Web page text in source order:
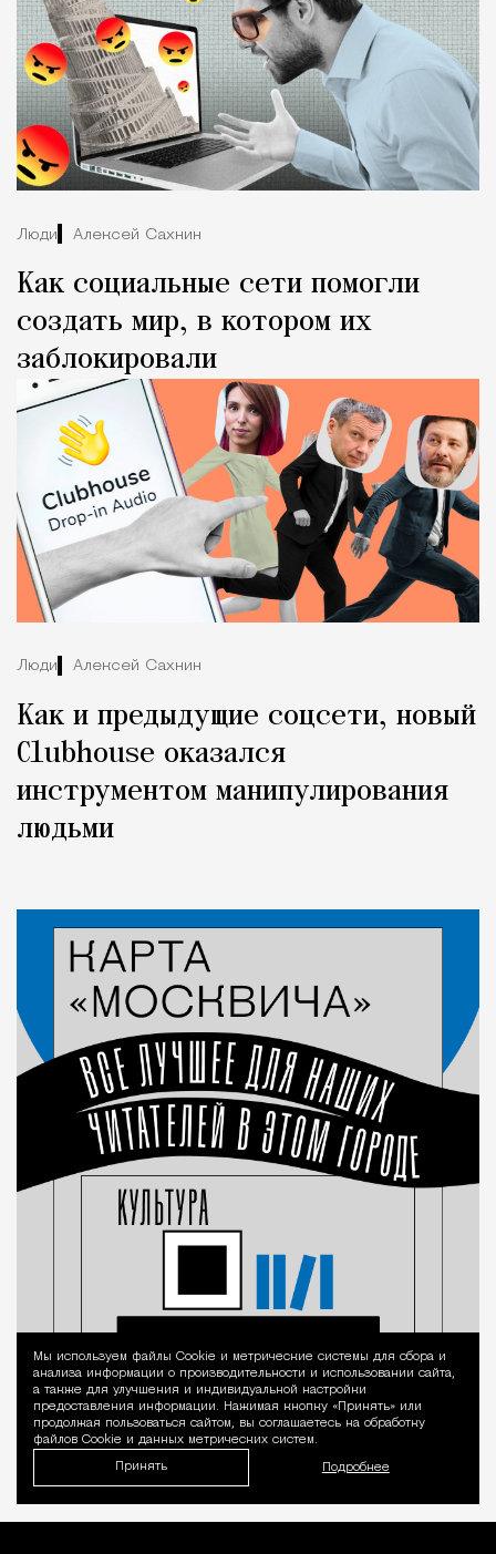
Люди Алексей Сахнин
Как социальные сети помогли
создать мир, в котором их
заблокировали
Люди Алексей Сахнин
Как и предыдущие соцсети, новый
Clubhouse оказался
инструментом манипулирования
людьми
Уведомление
Мы используем файлы Сookie и метрические системы для сбора и
анализа информации о производительности и использовании сайта,
а также для улучшения и индивидуальной настройки
предоставления информации. Нажимая кнопку «Принять» или
продолжая пользоваться сайтом, вы соглашаетесь на обработку
файлов Cookie и данных метрических систем.
Принять Подробнее